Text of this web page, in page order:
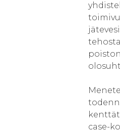
case-